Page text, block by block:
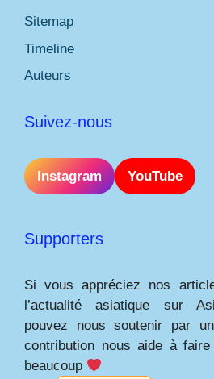
Sitemap
Timeline
Auteurs
Suivez-nous
Instagram YouTube
Supporters
Si vous appréciez nos
l’actualité asiatique sur
pouvez nous soutenir par
contribution nous aide à
beaucoup